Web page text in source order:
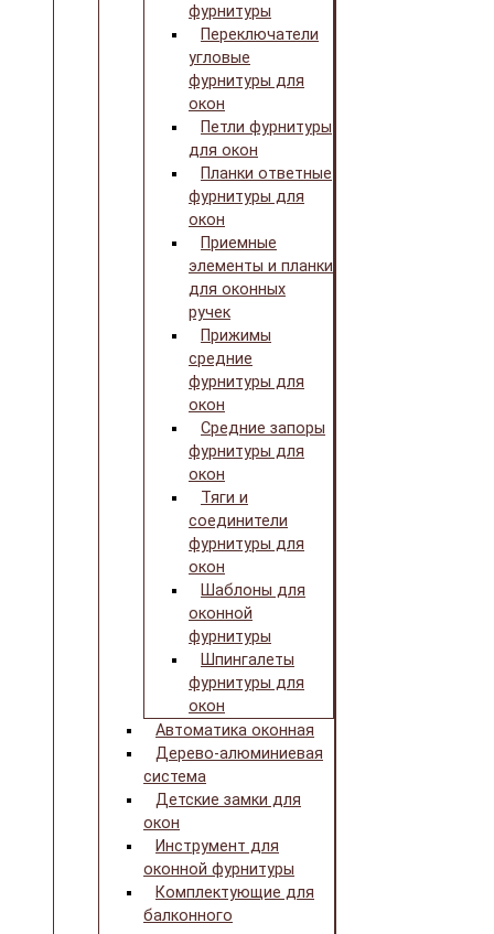
фурнитуры
Переключатели
угловые
фурнитуры для
окон
Петли фурнитуры
для окон
Планки ответные
фурнитуры для
окон
Приемные
элементы и планки
для оконных
ручек
Прижимы
средние
фурнитуры для
окон
Средние запоры
фурнитуры для
окон
Тяги и
соединители
фурнитуры для
окон
Шаблоны для
оконной
фурнитуры
Шпингалеты
фурнитуры для
окон
Автоматика оконная
Дерево-алюминиевая
система
Детские замки для
окон
Инструмент для
оконной фурнитуры
Комплектующие для
балконного